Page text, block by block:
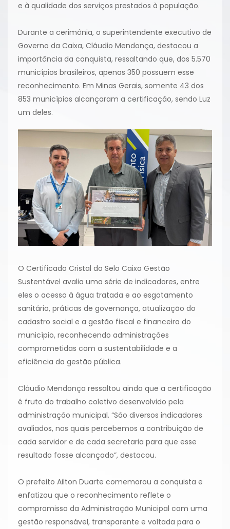
e à qualidade dos serviços prestados à população.
Durante a cerimônia, o superintendente executivo de
Governo da Caixa, Cláudio Mendonça, destacou a
importância da conquista, ressaltando que, dos 5.570
municípios brasileiros, apenas 350 possuem esse
reconhecimento. Em Minas Gerais, somente 43 dos
853 municípios alcançaram a certificação, sendo Luz
um deles.
O Certificado Cristal do Selo Caixa Gestão
Sustentável avalia uma série de indicadores, entre
eles o acesso à água tratada e ao esgotamento
sanitário, práticas de governança, atualização do
cadastro social e a gestão fiscal e financeira do
município, reconhecendo administrações
comprometidas com a sustentabilidade e a
eficiência da gestão pública.
Cláudio Mendonça ressaltou ainda que a certificação
é fruto do trabalho coletivo desenvolvido pela
administração municipal. “São diversos indicadores
avaliados, nos quais percebemos a contribuição de
cada servidor e de cada secretaria para que esse
resultado fosse alcançado”, destacou.
O prefeito Ailton Duarte comemorou a conquista e
enfatizou que o reconhecimento reflete o
compromisso da Administração Municipal com uma
gestão responsável, transparente e voltada para o